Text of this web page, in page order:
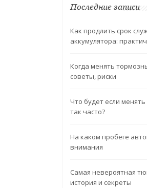
Последние записи
Как продлить срок
аккумулятора:
Когда менять
советы, риски
Что будет если
так часто?
На каком пробеге
внимания
Самая невероятная
история и секреты